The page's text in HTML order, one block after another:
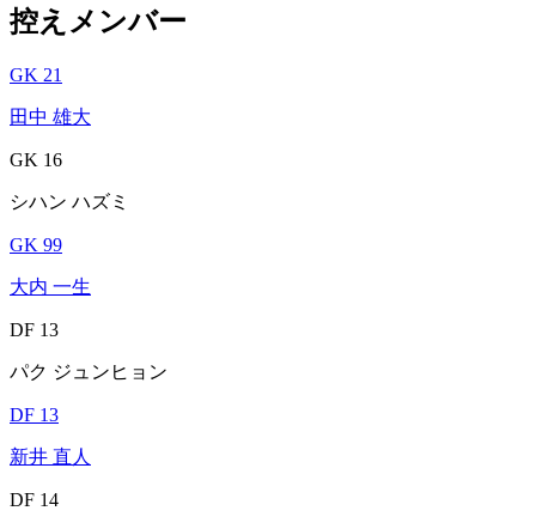
控えメンバー
GK 21
田中 雄大
GK 16
シハン ハズミ
GK 99
大内 一生
DF 13
パク ジュンヒョン
DF 13
新井 直人
DF 14